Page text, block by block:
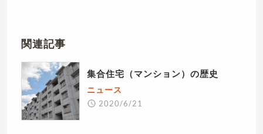
関連記事
集合住宅（マンション）の歴史
ニュース
2020/6/21